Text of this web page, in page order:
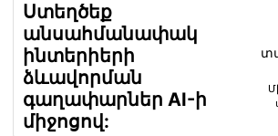
Ստեղծեք
անսահմանափակ
ինտերիերի
ձևավորման
գաղափարներ AI-ի
միջոցով: